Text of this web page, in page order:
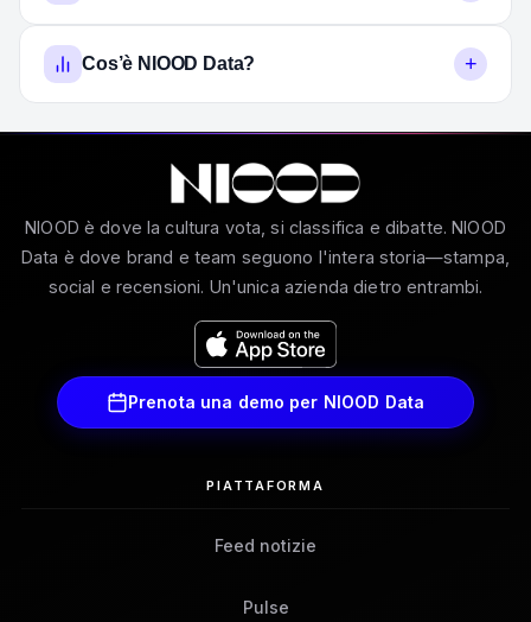
Cos’è NIOOD Data? +
NIOOD è dove la cultura vota, si classifica e dibatte. NIOOD
Data è dove brand e team seguono l'intera storia—stampa,
social e recensioni. Un'unica azienda dietro entrambi.
Prenota una demo per NIOOD Data
PIATTAFORMA
Feed notizie
Pulse